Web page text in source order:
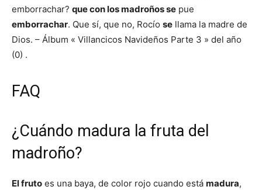
emborrachar? que con los madroños se pue
emborrachar. Que sí, que no, Rocío se llama la madre de
Dios. – Álbum « Villancicos Navideños Parte 3 » del año
(0) .
FAQ
¿Cuándo madura la fruta del
madroño?
El fruto es una baya, de color rojo cuando está madura,